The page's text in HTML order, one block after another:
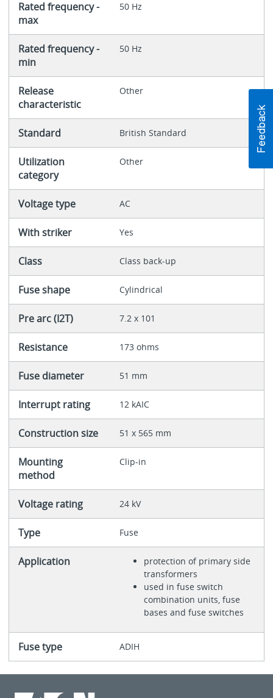
Rated frequency -
max
50 Hz
Rated frequency -
min
50 Hz
Release
characteristic
Other
Standard British Standard
Utilization
category
Other
Voltage type AC
With striker Yes
Class Class back-up
Fuse shape Cylindrical
Pre arc (I2T) 7.2 x 101
Resistance 173 ohms
Fuse diameter 51 mm
Interrupt rating 12 kAIC
Construction size 51 x 565 mm
Mounting
method
Clip-in
Voltage rating 24 kV
Type Fuse
Application
protection of primary side
transformers
used in fuse switch
combination units, fuse
bases and fuse switches
Fuse type ADIH